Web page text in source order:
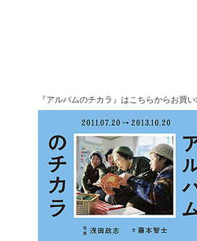
『アルバムのチカラ』はこちらからお買い